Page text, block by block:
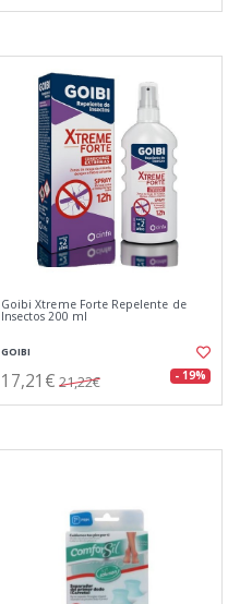
Goibi Xtreme Forte Repelente de
Insectos 200 ml
GOIBI
17,21€ 21,22€ - 19%